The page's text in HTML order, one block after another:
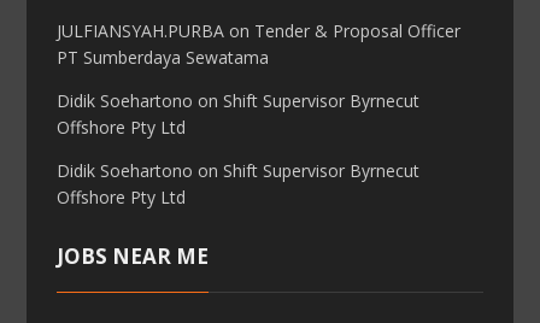
JULFIANSYAH.PURBA on Tender & Proposal Officer
PT Sumberdaya Sewatama
Didik Soehartono on Shift Supervisor Byrnecut
Offshore Pty Ltd
Didik Soehartono on Shift Supervisor Byrnecut
Offshore Pty Ltd
JOBS NEAR ME